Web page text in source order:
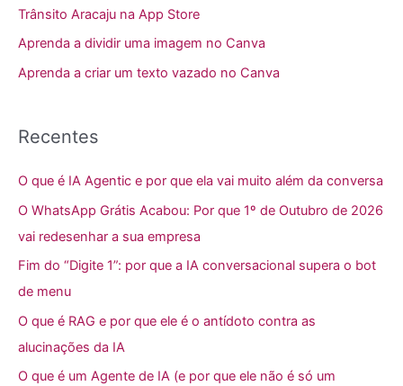
o
:
Trânsito Aracaju na App Store
Aprenda a dividir uma imagem no Canva
Aprenda a criar um texto vazado no Canva
Recentes
O que é IA Agentic e por que ela vai muito além da conversa
O WhatsApp Grátis Acabou: Por que 1º de Outubro de 2026
vai redesenhar a sua empresa
Fim do “Digite 1”: por que a IA conversacional supera o bot
de menu
O que é RAG e por que ele é o antídoto contra as
alucinações da IA
O que é um Agente de IA (e por que ele não é só um